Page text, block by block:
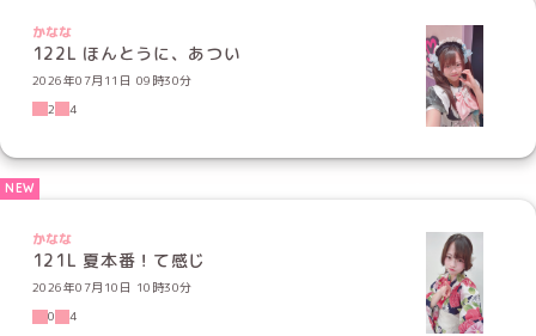
かなな
122L ほんとうに、あつい
2026年07月11日 09時30分
2
4
かなな
121L 夏本番！て感じ
2026年07月10日 10時30分
0
4